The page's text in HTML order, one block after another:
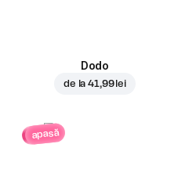
Dodo
de la41,99 lei
apasă